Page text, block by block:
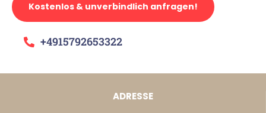
Kostenlos & unverbindlich anfragen!
+4915792653322
ADRESSE